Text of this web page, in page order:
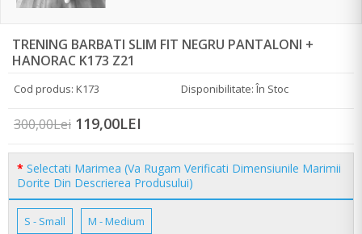
TRENING BARBATI SLIM FIT NEGRU PANTALONI +
HANORAC K173 Z21
Cod produs: K173 Disponibilitate: În Stoc
300,00Lei 119,00LEI
Selectati Marimea (Va Rugam Verificati Dimensiunile Marimii
Dorite Din Descrierea Produsului)
S - Small M - Medium